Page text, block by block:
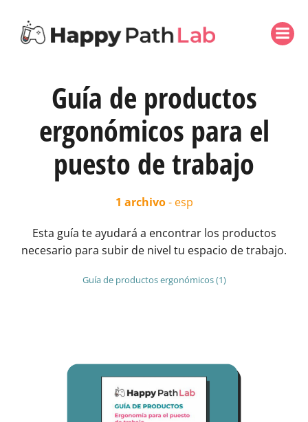
Guía de productos
ergonómicos para el
puesto de trabajo
1 archivo- esp
Esta guía te ayudará a encontrar los productos
necesario para subir de nivel tu espacio de trabajo.
Guía de productos ergonómicos (1)